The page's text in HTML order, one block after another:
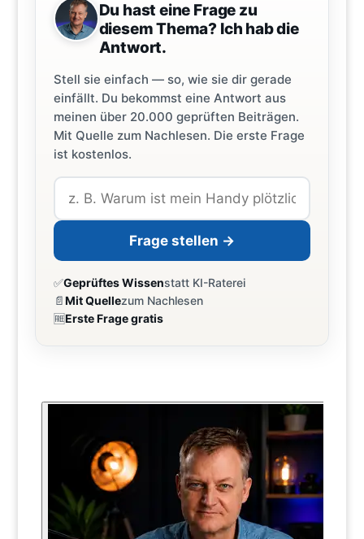
Du hast eine Frage zu
diesem Thema? Ich hab die
Antwort.
Stell sie einfach — so, wie sie dir gerade
einfällt. Du bekommst eine Antwort aus
meinen über 20.000 geprüften Beiträgen.
Mit Quelle zum Nachlesen. Die erste Frage
ist kostenlos.
Frage stellen →
✅Geprüftes Wissenstatt KI-Raterei
📄Mit Quellezum Nachlesen
🆓Erste Frage gratis